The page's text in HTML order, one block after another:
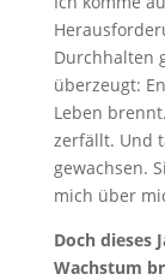
Durchhalten
überzeugt:
Leben
zerfällt. Und
gewachsen.
mich über
Doch dieses
Wachstum